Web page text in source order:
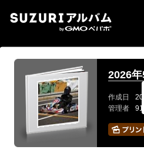
2026
作成日
管理者